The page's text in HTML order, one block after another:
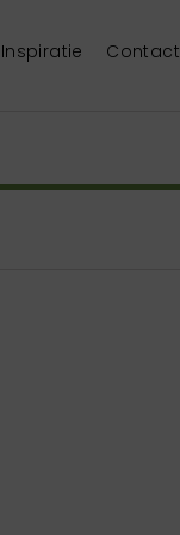
Inspiratie Contact